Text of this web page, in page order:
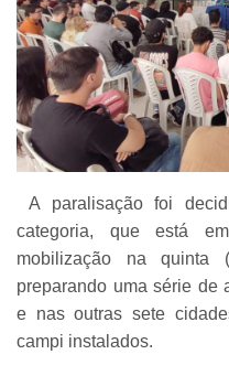
A paralisação foi
categoria, que está
mobilização na quinta
preparando uma série de
e nas outras sete
campi instalados.